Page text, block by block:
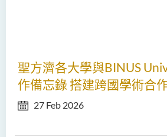
聖方濟各大學與BINUS
作備忘錄 搭建跨國學術合
27 Feb 2026